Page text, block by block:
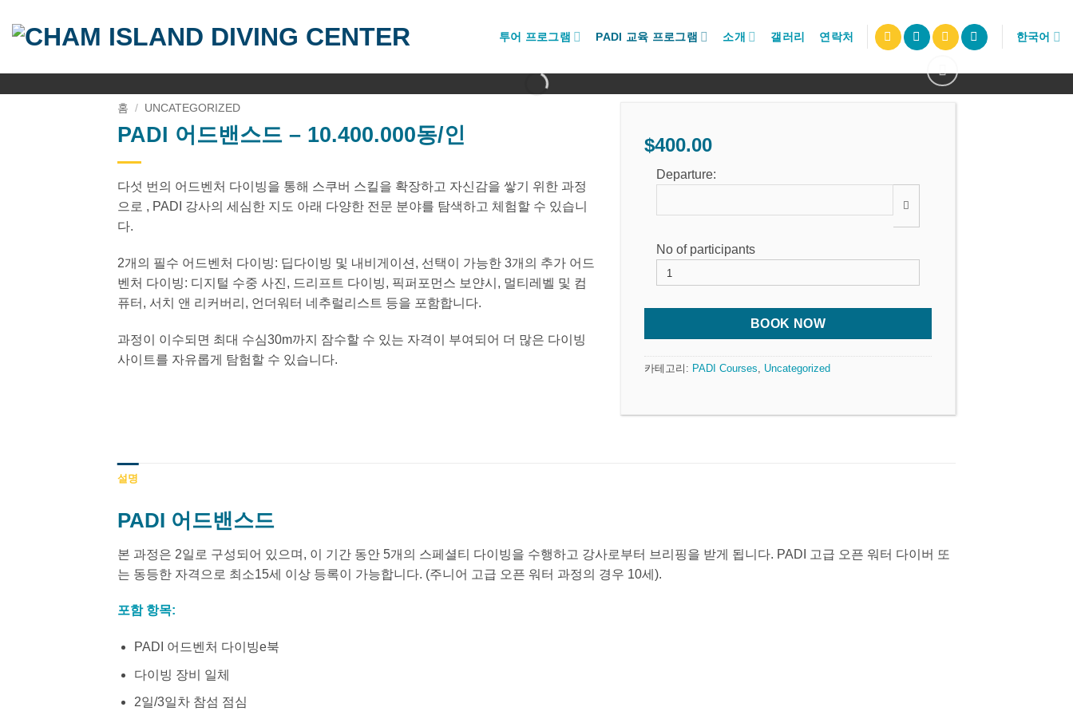
content
투어 프로그램 PADI 교육 프로그램 소개 갤러리 연락처 한국어
홈 / UNCATEGORIZED
PADI 어드밴스드 – 10.400.000동/인
다섯 번의 어드벤처 다이빙을 통해 스쿠버 스킬을 확장하고 자신감을 쌓기 위한 과정
으로 , PADI 강사의 세심한 지도 아래 다양한 전문 분야를 탐색하고 체험할 수 있습니
다.
2개의 필수 어드벤처 다이빙: 딥다이빙 및 내비게이션, 선택이 가능한 3개의 추가 어드
벤처 다이빙: 디지털 수중 사진, 드리프트 다이빙, 픽퍼포먼스 보얀시, 멀티레벨 및 컴
퓨터, 서치 앤 리커버리, 언더워터 네추럴리스트 등을 포함합니다.
과정이 이수되면 최대 수심30m까지 잠수할 수 있는 자격이 부여되어 더 많은 다이빙
사이트를 자유롭게 탐험할 수 있습니다.
$400.00
Departure:
No of participants
BOOK NOW
카테고리: PADI Courses, Uncategorized
설명
PADI 어드밴스드
본 과정은 2일로 구성되어 있으며, 이 기간 동안 5개의 스페셜티 다이빙을 수행하고 강사로부터 브리핑을 받게 됩니다. PADI 고급 오픈 워터 다이버 또
는 동등한 자격으로 최소15세 이상 등록이 가능합니다. (주니어 고급 오픈 워터 과정의 경우 10세).
포함 항목:
PADI 어드벤처 다이빙e북
다이빙 장비 일체
2일/3일차 참섬 점심